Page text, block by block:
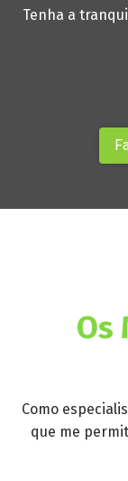
Tenha a
Os
Como
que me